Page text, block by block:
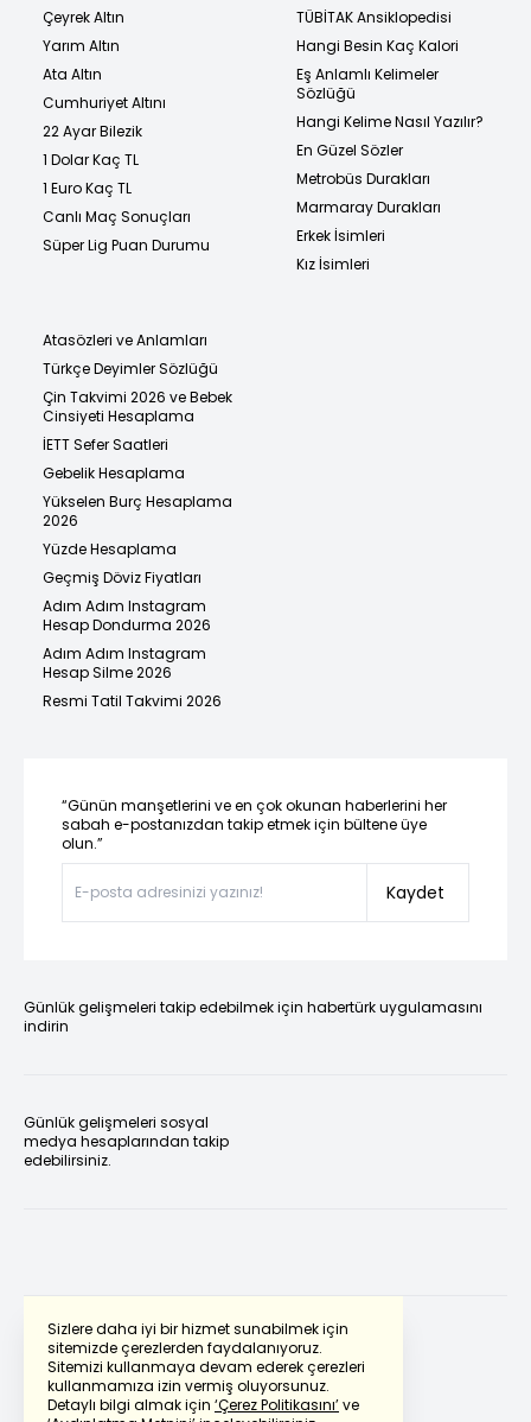
Sizlere daha iyi bir hizmet sunabilmek için
sitemizde çerezlerden faydalanıyoruz.
Sitemizi kullanmaya devam ederek çerezleri
kullanmamıza izin vermiş oluyorsunuz.
Detaylı bilgi almak için ‘Çerez Politikasını’ve
Çeyrek Altın
Yarım Altın
Ata Altın
Cumhuriyet Altını
22 Ayar Bilezik
1 Dolar Kaç TL
1 Euro Kaç TL
Canlı Maç Sonuçları
Süper Lig Puan Durumu
TÜBİTAK Ansiklopedisi
Hangi Besin Kaç Kalori
Eş Anlamlı Kelimeler
Sözlüğü
Hangi Kelime Nasıl Yazılır?
En Güzel Sözler
Metrobüs Durakları
Marmaray Durakları
Erkek İsimleri
Kız İsimleri
Atasözleri ve Anlamları
Türkçe Deyimler Sözlüğü
Çin Takvimi 2026 ve Bebek
Cinsiyeti Hesaplama
İETT Sefer Saatleri
Gebelik Hesaplama
Yükselen Burç Hesaplama
2026
Yüzde Hesaplama
Geçmiş Döviz Fiyatları
Adım Adım Instagram
Hesap Dondurma 2026
Adım Adım Instagram
Hesap Silme 2026
Resmi Tatil Takvimi 2026
“Günün manşetlerini ve en çok okunan haberlerini her
sabah e-postanızdan takip etmek için bültene üye
olun.”
Kaydet
Günlük gelişmeleri takip edebilmek için habertürk uygulamasını
indirin
Günlük gelişmeleri sosyal
medya hesaplarından takip
edebilirsiniz.
Powered by Translate